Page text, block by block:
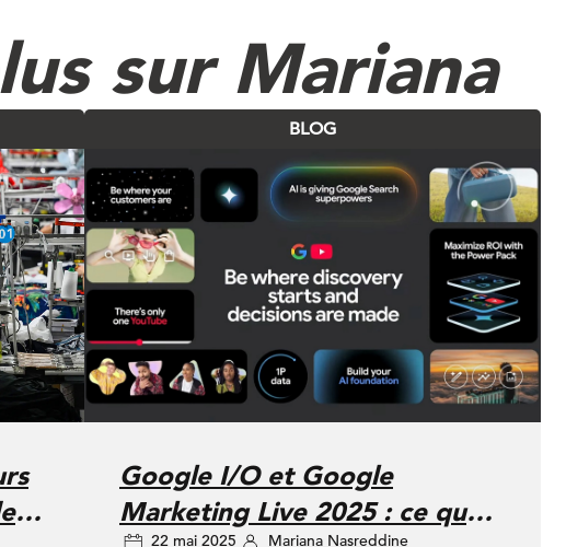
sur Mariana
BLOG
Google I/O et Google
Marketing Live 2025 : ce que
22 mai 2025
Mariana Nasreddine